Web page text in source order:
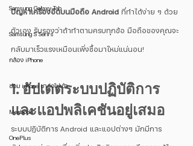
Samsung Galaxy Tab
Samsung S Serirs
กล้อง iPhone
ซ่อม iphone ชาร์จไม่เข้า
Macbook
OnePlus
ปัญหาเครื่องอืดบนมือถือ Android ที่ทำได้ง่าย ๆ ด้วย
ตัวเอง รับรองว่าถ้าทำตามครบทุกข้อ มือถือของคุณจะ
กลับมาเร็วแรงเหมือนเพิ่งซื้อมาใหม่แน่นอน!
1. อัปเดตระบบปฏิบัติการ
และแอปพลิเคชันอยู่เสมอ
ระบบปฏิบัติการ Android และแอปต่างๆ มักมีการ